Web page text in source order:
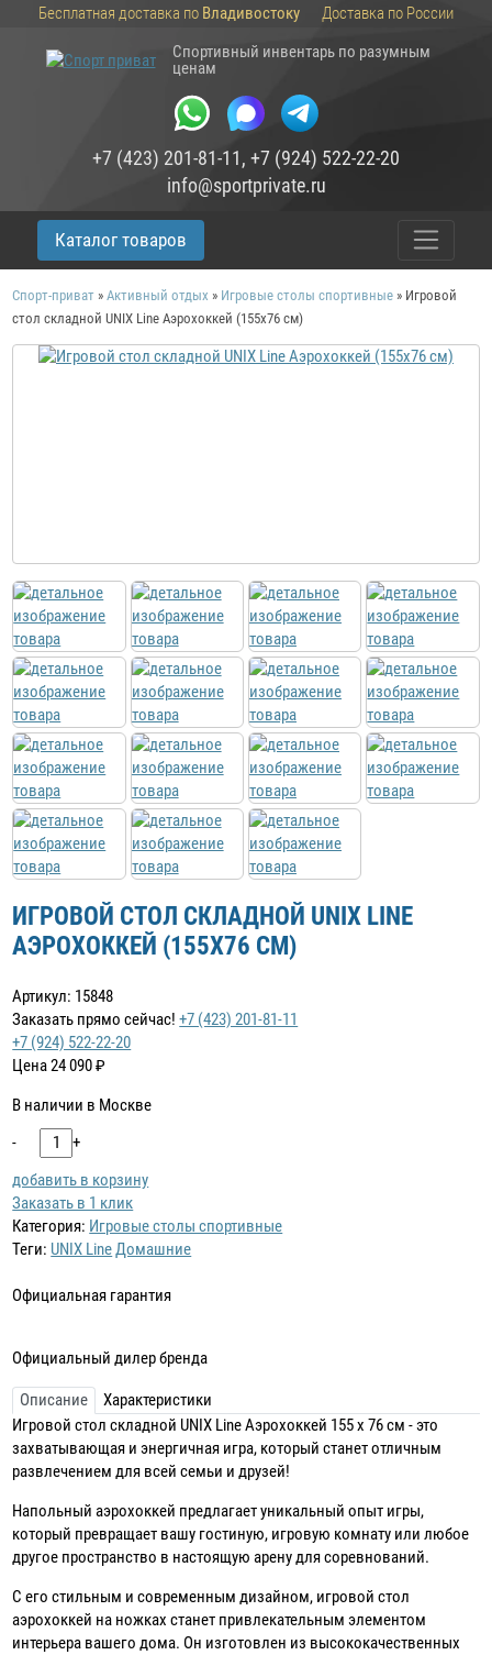
Бесплатная доставка по Владивостоку
Доставка по России
Спортивный инвентарь по разумным
ценам
+7 (423) 201-81-11, +7 (924) 522-22-20
info@sportprivate.ru
Каталог товаров
Спорт-приват »Активный отдых » Игровые столы спортивные » Игровой
стол складной UNIX Line Аэрохоккей (155х76 cм)
ИГРОВОЙ СТОЛ СКЛАДНОЙ UNIX LINE
АЭРОХОККЕЙ (155Х76 CМ)
Артикул: 15848
Заказать прямо сейчас! +7 (423) 201-81-11
+7 (924) 522-22-20
Цена24 090₽
В наличии в Москве
-
+
добавить в корзину
Заказать в 1 клик
Категория: Игровые столы спортивные
Теги: UNIX LineДомашние
Официальная гарантия
Официальный дилер бренда
Описание
Характеристики
Игровой стол складной UNIX Line Аэрохоккей 155 х 76 cм - это
захватывающая и энергичная игра, который станет отличным
развлечением для всей семьи и друзей!
Напольный аэрохоккей предлагает уникальный опыт игры,
который превращает вашу гостиную, игровую комнату или любое
другое пространство в настоящую арену для соревнований.
С его стильным и современным дизайном, игровой стол
аэрохоккей на ножках станет привлекательным элементом
интерьера вашего дома. Он изготовлен из высококачественных